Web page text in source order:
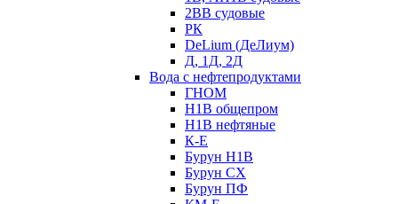
2ВВ судовые
РК
DeLium (ДеЛиум)
Д, 1Д, 2Д
Вода с нефтепродуктами
ГНОМ
Н1В общепром
Н1В нефтяные
К-Е
Бурун Н1В
Бурун СХ
Бурун ПФ